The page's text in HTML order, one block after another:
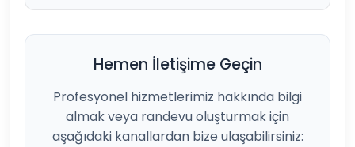
Hemen İletişime Geçin
Profesyonel hizmetlerimiz hakkında bilgi
almak veya randevu oluşturmak için
aşağıdaki kanallardan bize ulaşabilirsiniz: